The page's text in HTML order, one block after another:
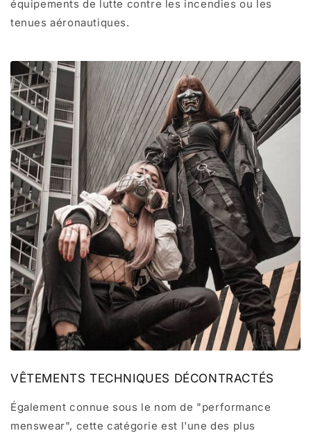
équipements de lutte contre les incendies ou les
tenues aéronautiques.
VÊTEMENTS TECHNIQUES DÉCONTRACTÉS
Également connue sous le nom de "performance
menswear", cette catégorie est l'une des plus